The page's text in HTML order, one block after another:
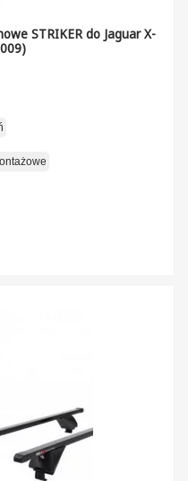
STRIKER do Jaguar X-